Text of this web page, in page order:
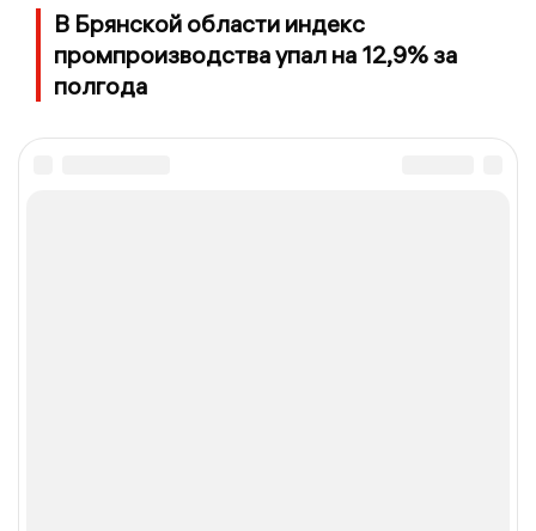
В Брянской области индекс
промпроизводства упал на 12,9% за
полгода